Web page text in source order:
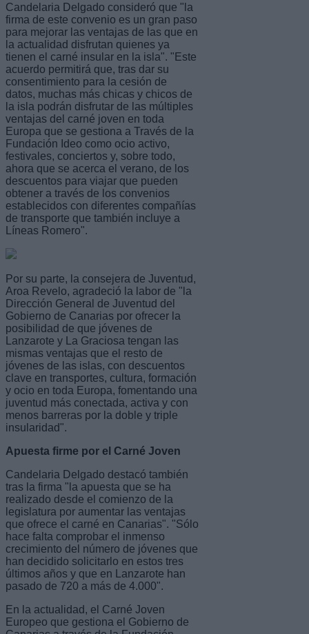
Candelaria Delgado consideró que "la
firma de este convenio es un gran paso
para mejorar las ventajas de las que en
la actualidad disfrutan quienes ya
tienen el carné insular en la isla". "Este
acuerdo permitirá que, tras dar su
consentimiento para la cesión de
datos, muchas más chicas y chicos de
la isla podrán disfrutar de las múltiples
ventajas del carné joven en toda
Europa que se gestiona a Través de la
Fundación Ideo como ocio activo,
festivales, conciertos y, sobre todo,
ahora que se acerca el verano, de los
descuentos para viajar que pueden
obtener a través de los convenios
establecidos con diferentes compañías
de transporte que también incluye a
Líneas Romero".
Por su parte, la consejera de Juventud,
Aroa Revelo, agradeció la labor de "la
Dirección General de Juventud del
Gobierno de Canarias por ofrecer la
posibilidad de que jóvenes de
Lanzarote y La Graciosa tengan las
mismas ventajas que el resto de
jóvenes de las islas, con descuentos
clave en transportes, cultura, formación
y ocio en toda Europa, fomentando una
juventud más conectada, activa y con
menos barreras por la doble y triple
insularidad".
Apuesta firme por el Carné Joven
Candelaria Delgado destacó también
tras la firma "la apuesta que se ha
realizado desde el comienzo de la
legislatura por aumentar las ventajas
que ofrece el carné en Canarias". "Sólo
hace falta comprobar el inmenso
crecimiento del número de jóvenes que
han decidido solicitarlo en estos tres
últimos años y que en Lanzarote han
pasado de 720 a más de 4.000".
En la actualidad, el Carné Joven
Europeo que gestiona el Gobierno de